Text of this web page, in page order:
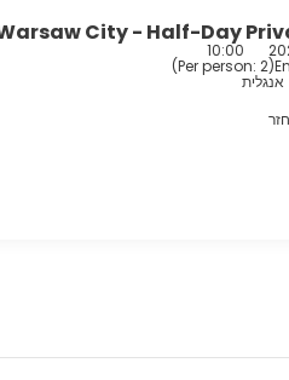
City - Half-Day
10:00
(
Per person: 2
)
אנגלית